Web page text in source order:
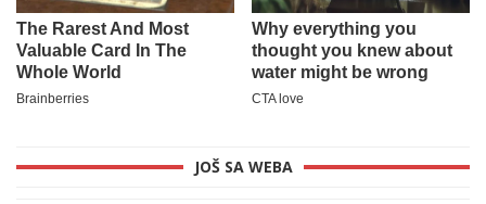
JOŠ SA WEBA